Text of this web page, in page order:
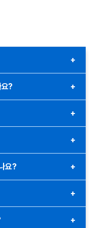
+
통해 대원들은 재난 대처
다.
? +
또한, 일부 기술지원대원도
+
의무를 이행하지 않은
+
르게는 알림톡으로
요? +
한 주소를 확인할 수
+
도착해야 합니다.
+